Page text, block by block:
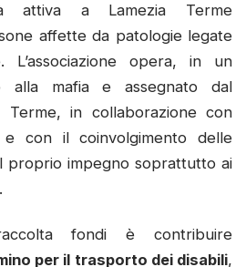
attiva a Lamezia Terme
affette da patologie legate
L’associazione opera, in un
alla mafia e assegnato dal
Terme, in collaborazione con
e con il coinvolgimento delle
proprio impegno soprattutto ai
fondi è contribuire
per il trasporto dei disabili,